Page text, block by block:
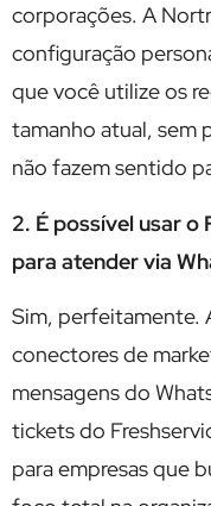
corporações. A
configuração
que você utilize os
tamanho atual, sem
não fazem sentido
2. É possível usar o
para atender via
Sim, perfeitamente.
conectores de
mensagens do
tickets do
para empresas que